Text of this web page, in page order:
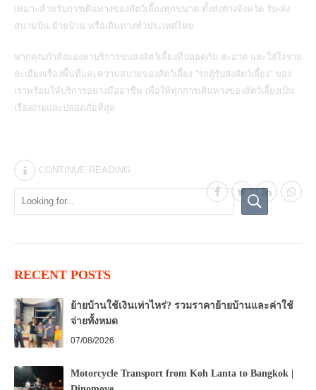
เหมาะสำหรับการเดินทางของสัตว์เลี้ยงทุกขนาด ทั้งส่งต่างจังหวัด รับ-ส่ง
สนามบิน ย้ายบ้าน หรือเดินทางทั่วประเทศไทย
หากคุณกำลังมองหาบริการขนส่งสัตว์เลี้ยงที่ปลอดภัย สะอาด และใส่ใจราย
ละเอียดเรื่องพื้นที่และความสบายของสัตว์เลี้ยง “รถตู้รับส่งสัตว์เลี้ยง” ของ
เราพร้อมให้บริการอย่างมืออาชีพ เพื่อให้ทุกการเดินทางของสัตว์เลี้ยงเป็น
เรื่องง่ายและปลอดภัยที่สุด
CONTINUE READING
RECENT POSTS
ย้ายบ้านใช้เงินเท่าไหร่? รวมราคาย้ายบ้านและค่าใช้
จ่ายทั้งหมด
07/08/2026
Motorcycle Transport from Koh Lanta to Bangkok |